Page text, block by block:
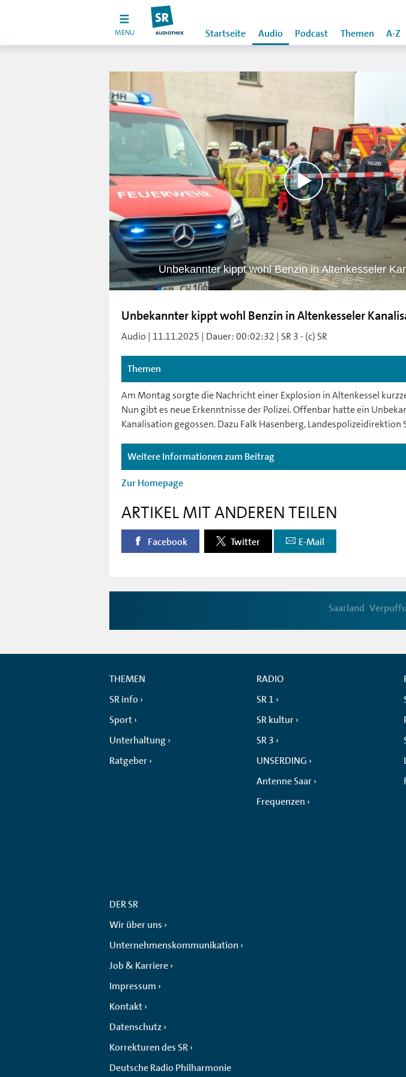
MENU Startseite Audio Podcast Themen A-Z
Unbekannter kippt wohl Benzin in Altenkesseler
Unbekannter kippt wohl Benzin in Altenkesseler
Audio | 11.11.2025 | Dauer: 00:02:32 | SR 3 - (c) SR
Themen
Am Montag sorgte die Nachricht einer Explosion in Altenkessel
Nun gibt es neue Erkenntnisse der Polizei. Offenbar hatte ein
Kanalisation gegossen. Dazu Falk Hasenberg, Landespolizeidirektion
Weitere Informationen zum Beitrag
Zur Homepage
ARTIKEL MIT ANDEREN TEILEN
Facebook Twitter E-Mail
Saarland
THEMEN
SR info
Sport
Unterhaltung
Ratgeber
RADIO
SR 1
SR kultur
SR 3
UNSERDING
Antenne Saar
Frequenzen
DER SR
Wir über uns
Unternehmenskommunikation
Job & Karriere
Impressum
Kontakt
Datenschutz
Korrekturen des SR
Deutsche Radio Philharmonie